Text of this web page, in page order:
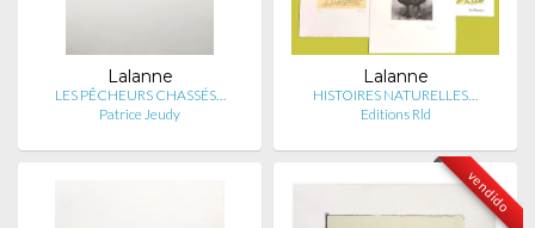
Lalanne
LES PÊCHEURS CHASSÉS…
Patrice Jeudy
Lalanne
HISTOIRES NATURELLES…
Editions Rld
vendido